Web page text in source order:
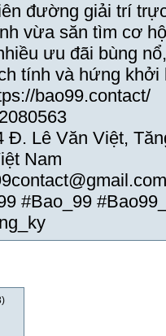
đường giải trí
vừa săn tìm cơ
ưu đãi bùng
tính và hứng khởi
bao99.contact/
Đ. Lê Văn Việt,
Nam
#Bao_99
)